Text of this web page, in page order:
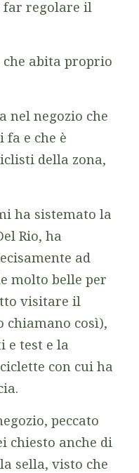
far regolare il
che abita proprio
nel negozio che
fa e che è
della zona,
ha sistemato la
Rio, ha
ad
molto belle per
visitare il
chiamano così),
e test e la
con cui ha
peccato
chiesto anche di
sella, visto che